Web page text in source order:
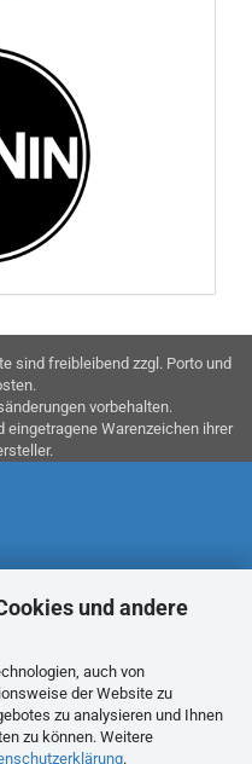
und andere
auch von
der Website zu
zu analysieren und Ihnen
zu können. Weitere
.
sind freibleibend zzgl. Porto und
vorbehalten.
eingetragene Warenzeichen ihrer